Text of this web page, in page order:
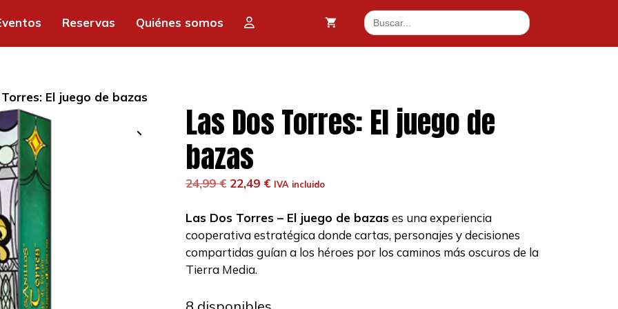
Reservas Quiénes somos Buscar:
El juego de bazas
Las Dos Torres: El juego de
bazas
24,99€ El
original
era:
24,99 €.
22,49 €El
actual
es:
22,49 €.
IVA incluido
Las Dos Torres – El juego de bazases una experiencia
cooperativa estratégica donde cartas, personajes y decisiones
compartidas guían a los héroes por los caminos más oscuros de la
Tierra Media.
22,49 €.
El
juego
de